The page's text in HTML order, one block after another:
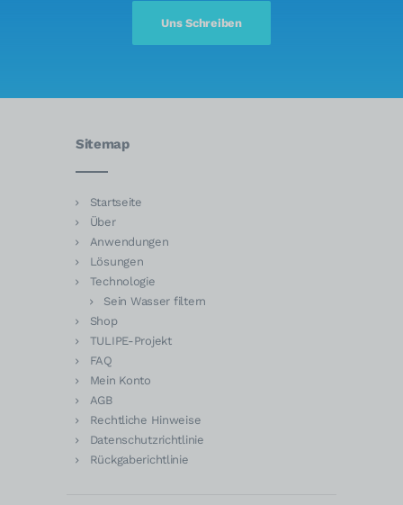
Uns Schreiben
Sitemap
Startseite
Über
Anwendungen
Lösungen
Technologie
Sein Wasser filtern
Shop
TULIPE-Projekt
FAQ
Mein Konto
AGB
Rechtliche Hinweise
Datenschutzrichtlinie
Rückgaberichtlinie